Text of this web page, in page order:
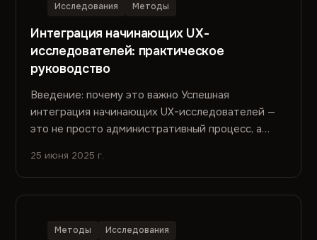
Исследования Методы
Интеграция начинающих UX-
исследователей: практическое
руководство
Введение: почему это важно Успешная
интеграция начинающих UX-исследователей —
это не просто административный процесс, а
25 июня 2025 г.
Методы Исследования